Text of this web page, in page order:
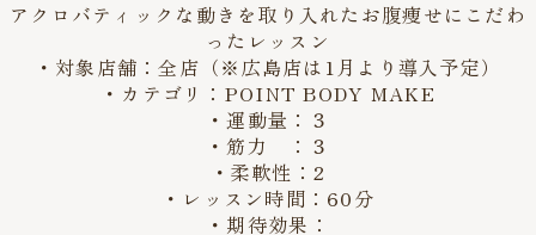
アクロバティックな動きを取り入れたお腹痩せにこだわ
ったレッスン
・対象店舗：全店（※広島店は1月より導入予定）
・カテゴリ：POINT BODY MAKE
・運動量：３
・筋力 ：３
・柔軟性：2
・レッスン時間：60分
・期待効果：